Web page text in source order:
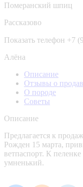
Померанский шпиц
Рассказово
Показать телефон +7
Алёна
Описание
Отзывы о
О породе
Советы
Описание
Предлагается к
Рожден 15 марта,
ветпаспорт. К
умненький.